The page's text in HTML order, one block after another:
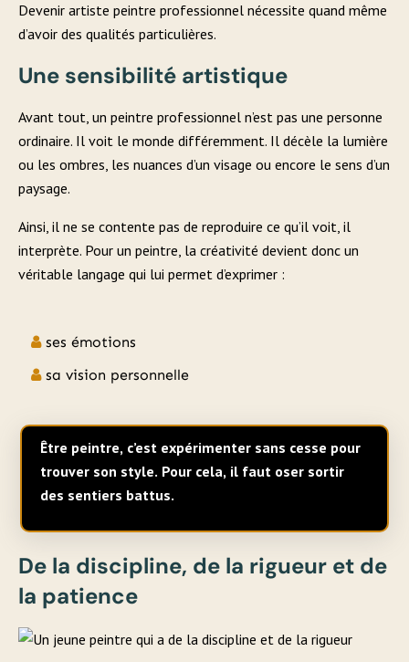
Devenir artiste peintre professionnel nécessite quand même
d’avoir des qualités particulières.
Une sensibilité artistique
Avant tout, un peintre professionnel n’est pas une personne
ordinaire. Il voit le monde différemment. Il décèle la lumière
ou les ombres, les nuances d’un visage ou encore le sens d’un
paysage.
Ainsi, il ne se contente pas de reproduire ce qu’il voit, il
interprète. Pour un peintre, la créativité devient donc un
véritable langage qui lui permet d’exprimer :
ses émotions
sa vision personnelle
Être peintre, c’est expérimenter sans cesse pour
trouver son style. Pour cela, il faut oser sortir
des sentiers battus.
De la discipline, de la rigueur et de
la patience